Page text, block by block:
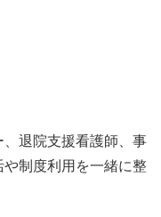
退院支援看護師、事
制度利用を一緒に整